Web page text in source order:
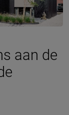
aan de